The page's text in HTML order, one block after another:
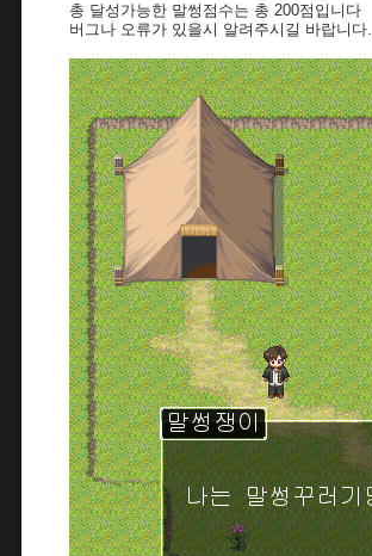
총 달성가능한 말썽점수는 총 200점입니다
버그나 오류가 있을시 알려주시길 바랍니다.